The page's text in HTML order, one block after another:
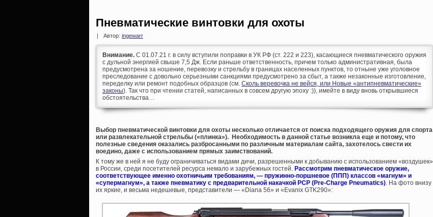
Пневматические винтовки для охоты
| Автор: ingewarr
Внимание. С 01.07.21 г. в силу вступили поправки в УК РФ (ст. 222 и 223), касающиеся пневматического оружия
с дульной энергией свыше 7,5 Дж. Если раньше ответственность, причем только административная, была
предусмотрена за ношение, перевозку и стрельбу в границах населенных пунктов, то отныне уже уголовное
преследование с довольно серьезными санкциями предусмотрено за сбыт, а также незаконные изготовление,
переделку или ремонт подобных образцов (см. Сколь веревочка не вейся, или Новые «антипневматические»
законы). Так что при чтении статей, написанных в совсем другую эпоху :)), имейте в виду вновь открывшиеся
обстоятельства…
Выбор пневматической винтовки для охоты несколько отличается от поиска подходящего оружия для спорта
или развлекательной стрельбы («плинка»). Необходимость в данной статье возникла еще и потому, что
полезные сведения оказались разбросанными по различным материалам сайта, захотелось свести их
воедино, даже с использованием прямых заимствований.
К тому же в ней я не буду ограничиваться видами дичи, разрешенными к добыванию с использованием «воздушек»
в России, среди посетителей ресурса немало и зарубежных гостей. Рассмотрим пневматическое оружие,
соответствующее именно охотничьим требованиям, — пружинно-поршневое (ППП) классов «магнум» и
«супермагнум», а также пневматику с предварительной накачкой PCP (Pre-Charge Pneumatics). На фото внизу
их яркие, и весьма недешевые, представители — «Diana 56» и «Evanix GTK290»: